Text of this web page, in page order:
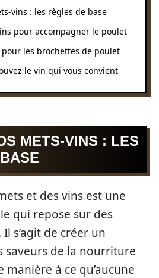
vins : les règles de base
pour accompagner le poulet
pour les brochettes de poulet
le vin qui vous convient
METS-VINS : LES
et des vins est une
qui repose sur des
s’agit de créer un
saveurs de la nourriture
manière à ce qu’aucune